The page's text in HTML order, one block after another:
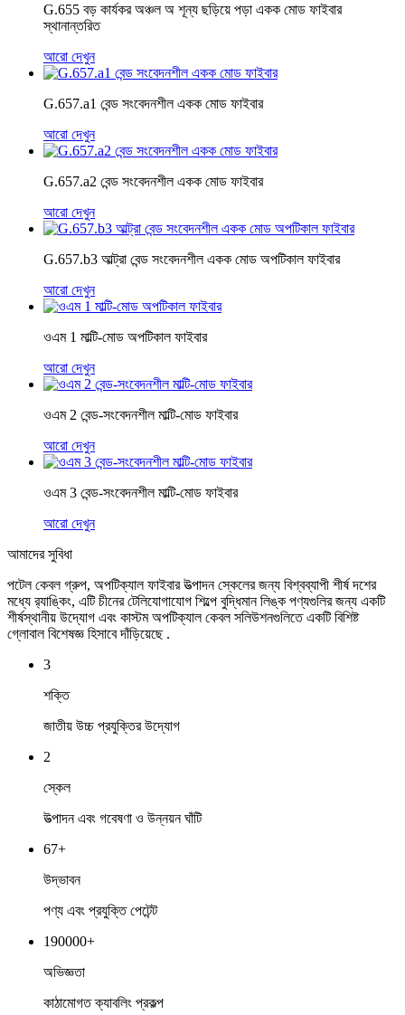
G.655 বড় কার্যকর অঞ্চল অ শূন্য ছড়িয়ে পড়া একক মোড ফাইবার
স্থানান্তরিত
আরো দেখুন
G.657.a1 বেন্ড সংবেদনশীল একক মোড ফাইবার
আরো দেখুন
G.657.a2 বেন্ড সংবেদনশীল একক মোড ফাইবার
আরো দেখুন
G.657.b3 আল্ট্রা বেন্ড সংবেদনশীল একক মোড অপটিকাল ফাইবার
আরো দেখুন
ওএম 1 মাল্টি-মোড অপটিকাল ফাইবার
আরো দেখুন
ওএম 2 বেন্ড-সংবেদনশীল মাল্টি-মোড ফাইবার
আরো দেখুন
ওএম 3 বেন্ড-সংবেদনশীল মাল্টি-মোড ফাইবার
আরো দেখুন
আমাদের সুবিধা
পটেল কেবল গ্রুপ, অপটিক্যাল ফাইবার উত্পাদন স্কেলের জন্য বিশ্বব্যাপী শীর্ষ দশের
মধ্যে র‌্যাঙ্কিং, এটি চীনের টেলিযোগাযোগ শিল্পে বুদ্ধিমান লিঙ্ক পণ্যগুলির জন্য একটি
শীর্ষস্থানীয় উদ্যোগ এবং কাস্টম অপটিক্যাল কেবল সলিউশনগুলিতে একটি বিশিষ্ট
গ্লোবাল বিশেষজ্ঞ হিসাবে দাঁড়িয়েছে .
3
শক্তি
জাতীয় উচ্চ প্রযুক্তির উদ্যোগ
2
স্কেল
উত্পাদন এবং গবেষণা ও উন্নয়ন ঘাঁটি
67+
উদ্ভাবন
পণ্য এবং প্রযুক্তি পেটেন্ট
190000+
অভিজ্ঞতা
কাঠামোগত ক্যাবলিং প্রকল্প